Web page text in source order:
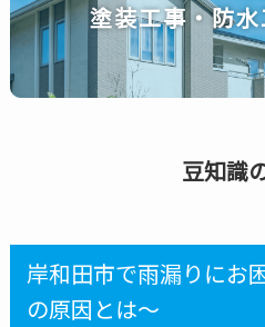
塗装工事・防
豆知識
岸和田市で雨漏りにお
の原因とは～